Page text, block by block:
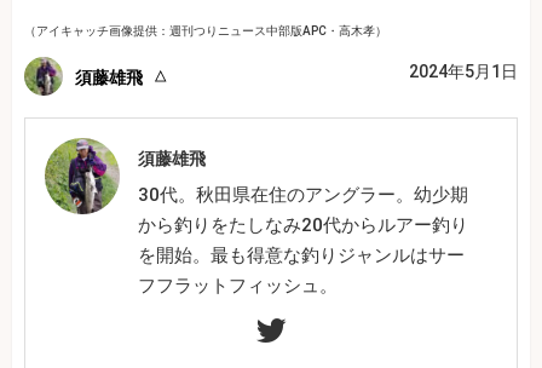
（アイキャッチ画像提供：週刊つりニュース中部版APC・高木孝）
須藤雄飛 2024年5月1日
須藤雄飛
30代。秋田県在住のアングラー。幼少期
から釣りをたしなみ20代からルアー釣り
を開始。最も得意な釣りジャンルはサー
フフラットフィッシュ。